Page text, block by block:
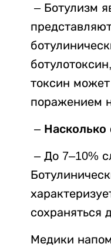
– Ботулизм
токсин
поражением
– Насколько
– До 7–10%
сохраняться
Медики